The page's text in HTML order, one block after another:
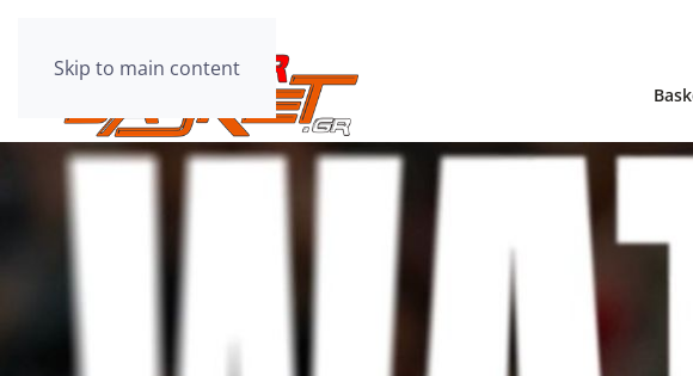
Skip to main content